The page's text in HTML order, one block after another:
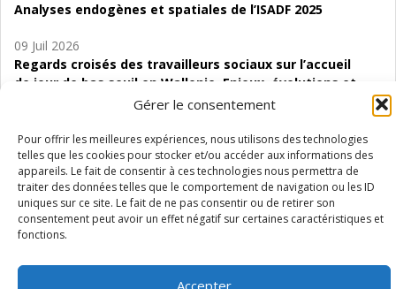
Gérer le consentement
Pour offrir les meilleures expériences, nous utilisons des technologies
telles que les cookies pour stocker et/ou accéder aux informations des
appareils. Le fait de consentir à ces technologies nous permettra de
traiter des données telles que le comportement de navigation ou les ID
uniques sur ce site. Le fait de ne pas consentir ou de retirer son
consentement peut avoir un effet négatif sur certaines caractéristiques et
fonctions.
Accepter
Analyses endogènes et spatiales de l’ISADF 2025
09 Juil 2026
Regards croisés des travailleurs sociaux sur l’accueil
de jour de bas seuil en Wallonie. Enjeux, évolutions et
06 Juil 2026
Étude d’évaluabilité des Structures
d’accompagnement à l’autocréation d’emploi (SAACE)
01 Juil 2026
Pénurie du personnel infirmier :quels indicateurs
Wallonie ?